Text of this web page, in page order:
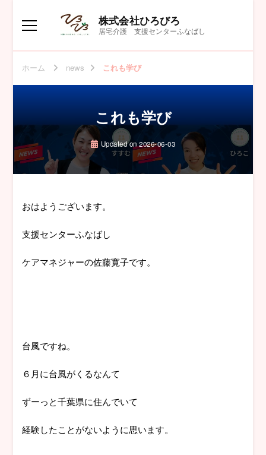
株式会社ひろびろ
居宅介護 支援センターふなばし
ホーム news これも学び
これも学び
Updated on2026-06-03
おはようございます。
支援センターふなばし
ケアマネジャーの佐藤寛子です。
台風ですね。
６月に台風がくるなんて
ずーっと千葉県に住んでいて
経験したことがないように思います。